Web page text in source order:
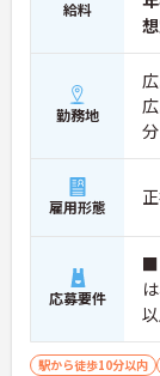
給料
想
勤務地
分
雇用形態
応募要件
■
駅から徒歩10分以内